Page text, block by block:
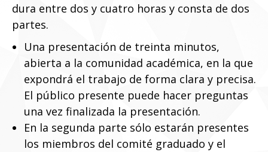
dura entre dos y cuatro horas y consta de dos
partes.
Una presentación de treinta minutos,
abierta a la comunidad académica, en la que
expondrá el trabajo de forma clara y precisa.
El público presente puede hacer preguntas
una vez finalizada la presentación.
En la segunda parte sólo estarán presentes
los miembros del comité graduado y el